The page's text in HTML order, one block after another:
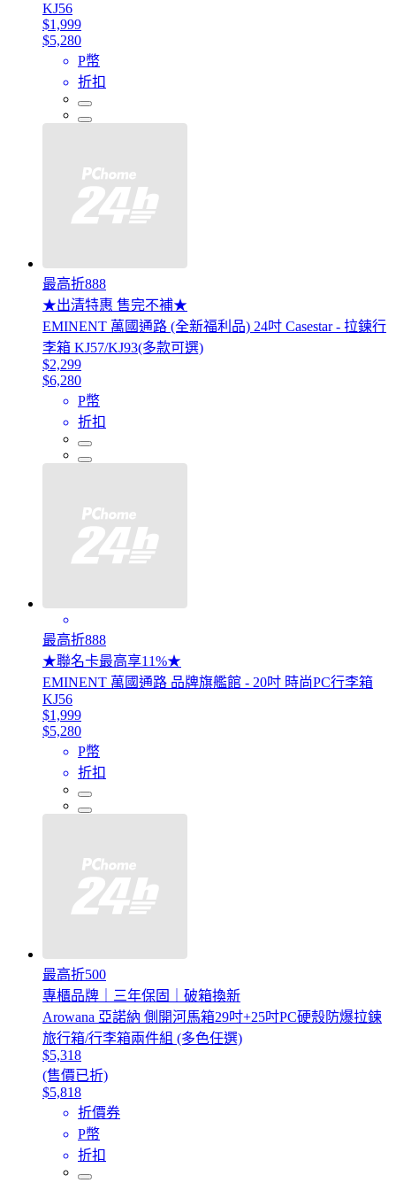
KJ56
$1,999
$5,280
P幣
折扣
最高折888
★出清特惠 售完不補★
EMINENT 萬國通路 (全新福利品) 24吋 Casestar - 拉鍊行
李箱 KJ57/KJ93(多款可選)
$2,299
$6,280
P幣
折扣
最高折888
★聯名卡最高享11%★
EMINENT 萬國通路 品牌旗艦館 - 20吋 時尚PC行李箱
KJ56
$1,999
$5,280
P幣
折扣
最高折500
專櫃品牌｜三年保固｜破箱換新
Arowana 亞諾納 側開河馬箱29吋+25吋PC硬殼防爆拉鍊
旅行箱/行李箱兩件組 (多色任選)
$5,318
(售價已折)
$5,818
折價券
P幣
折扣